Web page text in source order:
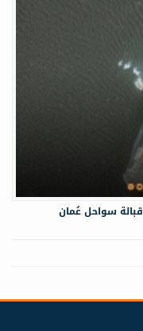
سواحل عُمان